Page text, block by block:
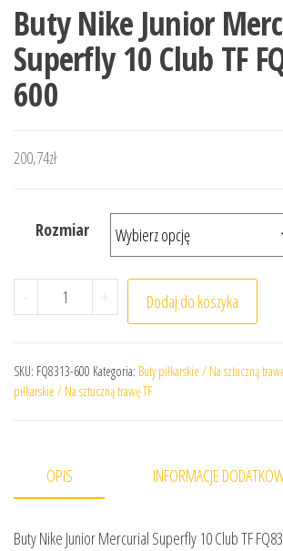
Buty Nike Junior
Superfly 10 Club TF
600
200,74zł
Rozmiar
- ilość Buty Nike Junior Mercurial
+ Dodaj do koszyka
SKU: FQ8313-600 Kategoria: Buty piłkarskie / Na sztuczną
piłkarskie / Na sztuczną trawę TF
OPIS INFORMACJE
Buty Nike Junior Mercurial Superfly 10 Club TF